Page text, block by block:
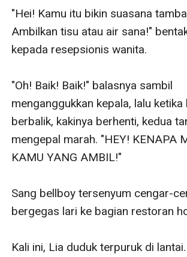
"Hei! Kamu itu bikin suasana
Ambilkan tisu atau air sana!"
kepada resepsionis wanita.
"Oh! Baik! Baik!" balasnya sambil
menganggukkan kepala, lalu
berbalik, kakinya berhenti, kedua
mengepal marah. "HEY! KENAPA
KAMU YANG AMBIL!"
Sang bellboy tersenyum cengar-
bergegas lari ke bagian restoran
Kali ini, Lia duduk terpuruk di